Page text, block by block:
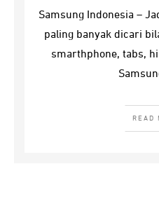
Samsung Indonesia –
paling banyak dicari
smarthphone, tabs,
READ